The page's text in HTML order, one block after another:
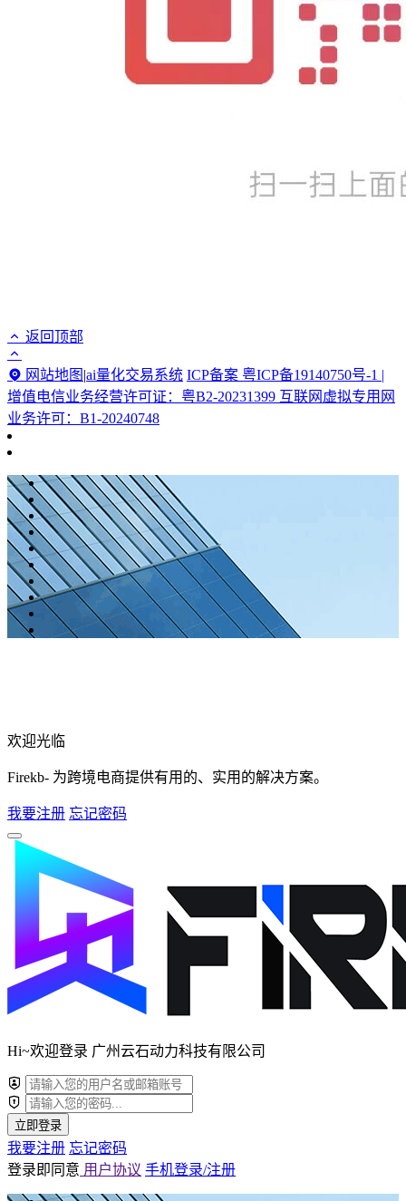
返回顶部
网站地图 |ai量化交易系统 ICP备案 粤ICP备19140750号-1 |
增值电信业务经营许可证：粤B2-20231399 互联网虚拟专用网
业务许可：B1-20240748
欢迎光临
Firekb- 为跨境电商提供有用的、实用的解决方案。
我要注册 忘记密码
Hi~欢迎登录 广州云石动力科技有限公司
立即登录
我要注册 忘记密码
登录即同意 用户协议 手机登录/注册